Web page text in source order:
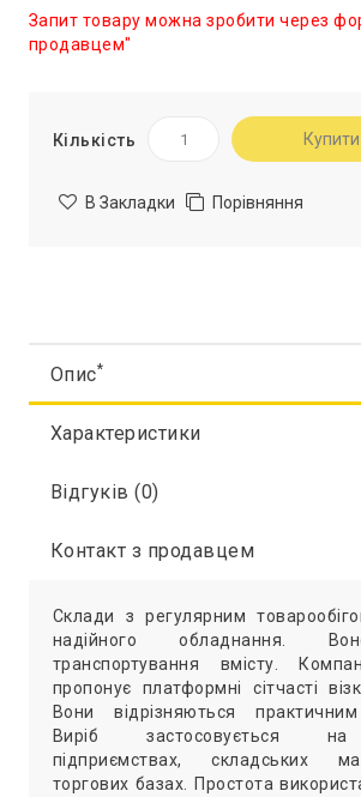
Запит товару можна зробити через
продавцем"
Кількість Купити
В Закладки Порівняння
Опис*
Характеристики
Відгуків (0)
Контакт з продавцем
Склади з регулярним
надійного обладнання.
транспортування вмісту.
пропонує платформні сітчасті
Вони відрізняються
Виріб застосовується на
підприємствах, складських
торгових базах. Простота